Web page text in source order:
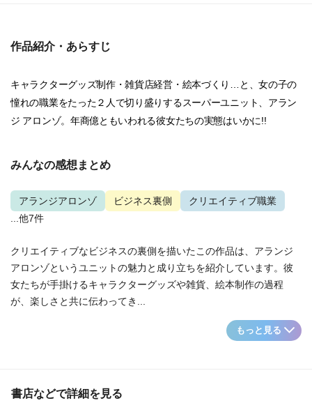
作品紹介・あらすじ
キャラクターグッズ制作・雑貨店経営・絵本づくり…と、女の子の
憧れの職業をたった２人で切り盛りするスーパーユニット、アラン
ジ アロンゾ。年商億ともいわれる彼女たちの実態はいかに!!
みんなの感想まとめ
アランジアロンゾ ビジネス裏側
クリエイティブ職業
...他7件
クリエイティブなビジネスの裏側を描いたこの作品は、アランジ
アロンゾというユニットの魅力と成り立ちを紹介しています。彼
女たちが手掛けるキャラクターグッズや雑貨、絵本制作の過程
が、楽しさと共に伝わってき...
もっと見る
書店などで詳細を見る